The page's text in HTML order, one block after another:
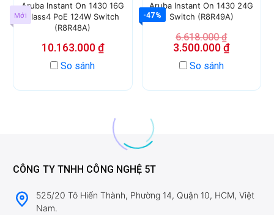
Mới
Aruba Instant On 1430 16G
Class4 PoE 124W Switch
(R8R48A)
10.163.000₫
So sánh
-47%
Aruba Instant On 1430 24G
Switch (R8R49A)
6.618.000₫
3.500.000₫
So sánh
CÔNG TY TNHH CÔNG NGHỆ 5T
525/20 Tô Hiến Thành, Phường 14, Quận 10, HCM, Việt
Nam.